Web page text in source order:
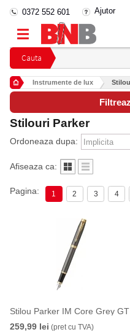
Cauta
0372 552 601 Ajutor
Instrumente de lux
Stilouri Parker
Ordoneaza dupa:
Afiseaza ca:
Pagina: 1 2 3 4
Stilou Parker IM Core Grey GT
259,99 lei (pret cu TVA)